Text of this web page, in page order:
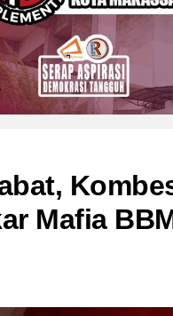
Mafia